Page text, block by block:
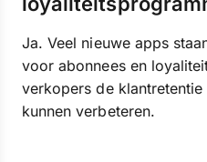
Ja. Veel nieuwe apps
voor abonnees en
verkopers de klantretentie
kunnen verbeteren.